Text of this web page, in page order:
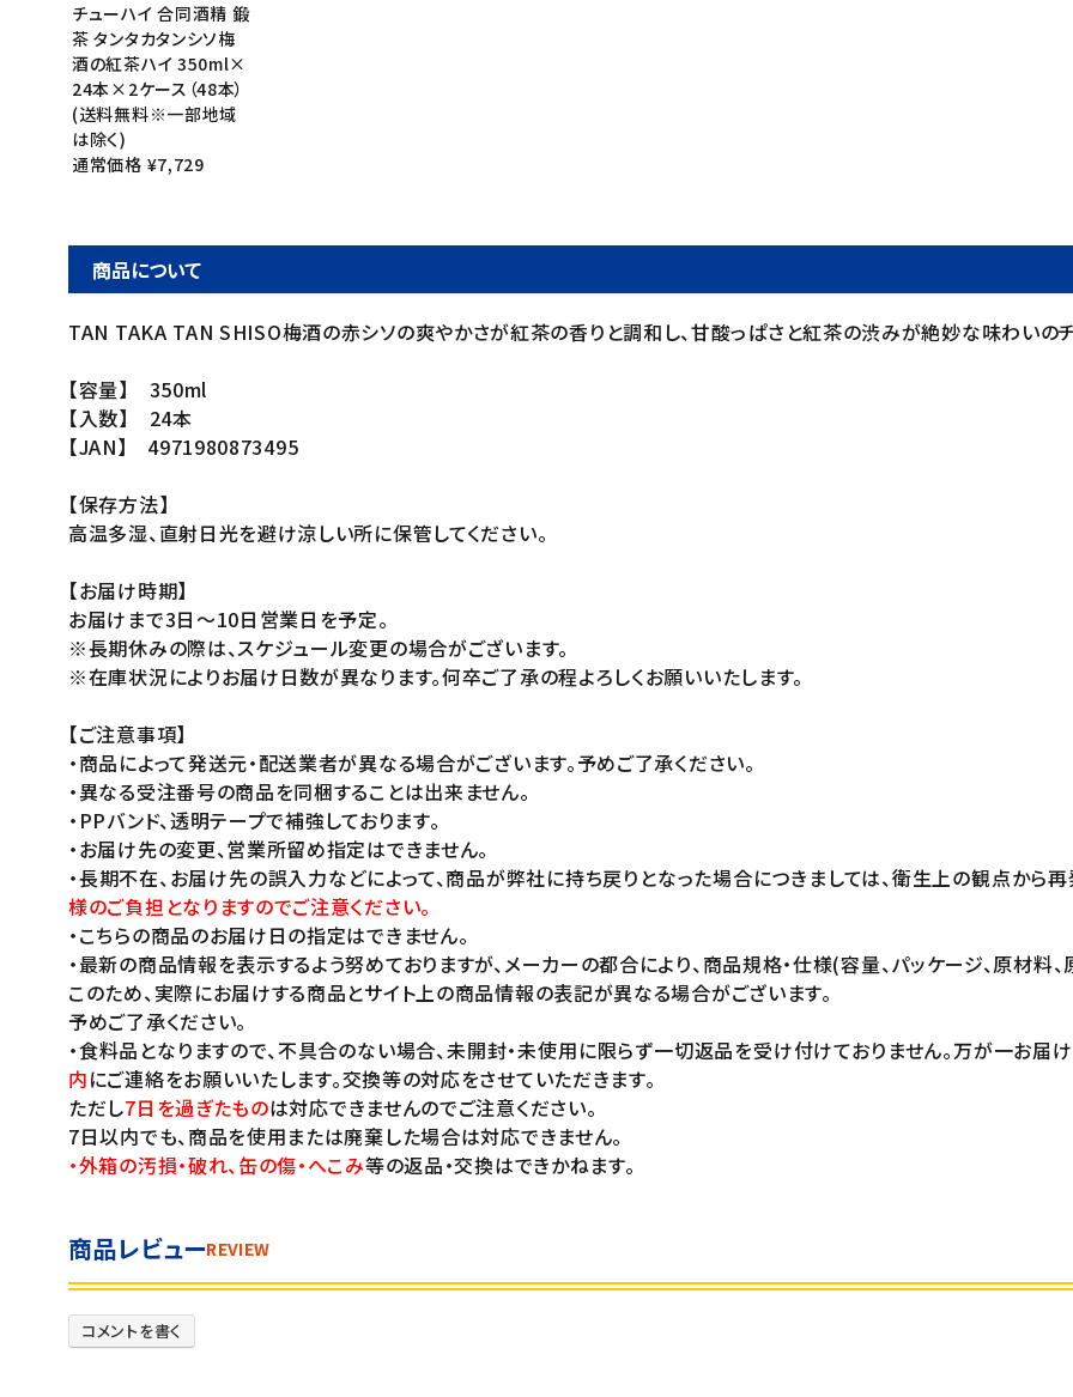
チューハイ 合同酒精 鍛
茶 タンタカタンシソ梅
酒の紅茶ハイ 350ml×
24本×2ケース（48本）
(送料無料※一部地域
は除く)
通常価格 ¥7,729
商品について
TAN TAKA TAN SHISO梅酒の赤シソの爽やかさが紅茶の香りと調和し、甘酸っぱさと紅茶の渋みが絶妙な味わいのチ
【容量】 350ml
【入数】 24本
【JAN】 4971980873495
【保存方法】
高温多湿、直射日光を避け涼しい所に保管してください。
【お届け時期】
お届けまで3日～10日営業日を予定。
※長期休みの際は、スケジュール変更の場合がございます。
※在庫状況によりお届け日数が異なります。何卒ご了承の程よろしくお願いいたします。
【ご注意事項】
・商品によって発送元・配送業者が異なる場合がございます。予めご了承ください。
・異なる受注番号の商品を同梱することは出来ません。
・PPバンド、透明テープで補強しております。
・お届け先の変更、営業所留め指定はできません。
・長期不在、お届け先の誤入力などによって、商品が弊社に持ち戻りとなった場合につきましては、衛生上の観点から再
様のご負担となりますのでご注意ください。
・こちらの商品のお届け日の指定はできません。
・最新の商品情報を表示するよう努めておりますが、メーカーの都合により、商品規格・仕様(容量、パッケージ、原材料
このため、実際にお届けする商品とサイト上の商品情報の表記が異なる場合がございます。
予めご了承ください。
・食料品となりますので、不具合のない場合、未開封・未使用に限らず一切返品を受け付けておりません。万が一お
内にご連絡をお願いいたします。交換等の対応をさせていただきます。
ただし7日を過ぎたものは対応できませんのでご注意ください。
7日以内でも、商品を使用または廃棄した場合は対応できません。
・外箱の汚損・破れ、缶の傷・へこみ等の返品・交換はできかねます。
商品レビューREVIEW
コメントを書く